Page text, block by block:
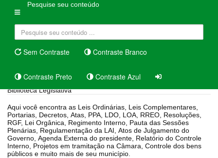
Pesquise seu conteúdo
Sem Contraste Contraste Branco
Contraste Preto Contraste Azul
Biblioteca Legislativa
Aqui você encontra as Leis Ordinárias, Leis Complementares,
Portarias, Decretos, Atas, PPA, LDO, LOA, RREO, Resoluções,
RGF, Lei Orgânica, Regimento Interno, Pauta das Sessões
Plenárias, Regulamentação da LAI, Atos de Julgamento do
Governo, Agenda Externa do presidente, Relatório do Controle
Interno, Projetos em tramitação na Câmara, Controle dos bens
públicos e muito mais de seu município.